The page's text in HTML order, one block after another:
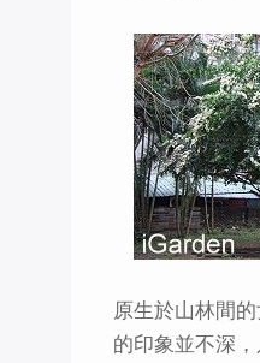
原生於山林間
的印象並不深